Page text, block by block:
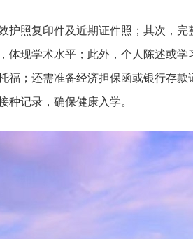
照复印件及近期证件照；其次，完
体现学术水平；此外，个人陈述或学
福；还需准备经济担保函或银行存款
种记录，确保健康入学。